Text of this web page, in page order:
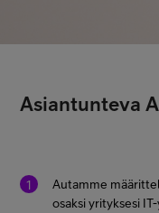
Asiantunteva
Autamme
osaksi yrityksesi